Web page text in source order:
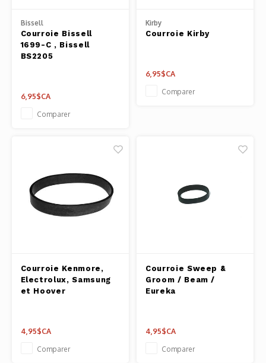
Bissell
Courroie Bissell
1699-C , Bissell
BS2205
6,95$CA
Comparer
Kirby
Courroie Kirby
6,95$CA
Comparer
Courroie Kenmore,
Electrolux, Samsung
et Hoover
4,95$CA
Comparer
Courroie Sweep &
Groom / Beam /
Eureka
4,95$CA
Comparer